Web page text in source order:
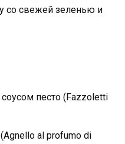
со свежей зеленью и
песто (Fazzoletti
al profumo di